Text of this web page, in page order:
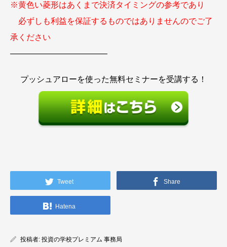
※黄色い菱形はあくまで決済タイミングの参考であり
必ずしも利益を保証するものではありませんのでご了
承ください
————————————
プッシュアローを使った無料セミナーを受講する！
Tweet Share
Hatena
投稿者: 投資の学校プレミアム 事務局